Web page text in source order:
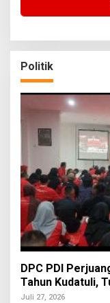
Politik
DPC PDI
Tahun Kudatuli,
Intelektual
Juli 27, 2026